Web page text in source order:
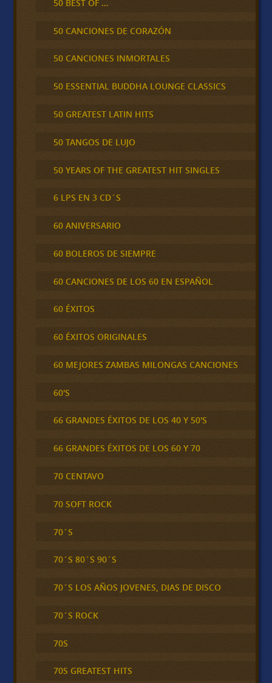
50 BEST OF …
50 CANCIONES DE CORAZÓN
50 CANCIONES INMORTALES
50 ESSENTIAL BUDDHA LOUNGE CLASSICS
50 GREATEST LATIN HITS
50 TANGOS DE LUJO
50 YEARS OF THE GREATEST HIT SINGLES
6 LPS EN 3 CD´S
60 ANIVERSARIO
60 BOLEROS DE SIEMPRE
60 CANCIONES DE LOS 60 EN ESPAÑOL
60 ÉXITOS
60 ÉXITOS ORIGINALES
60 MEJORES ZAMBAS MILONGAS CANCIONES
60'S
66 GRANDES ÉXITOS DE LOS 40 Y 50'S
66 GRANDES ÉXITOS DE LOS 60 Y 70
70 CENTAVO
70 SOFT ROCK
70´S
70´S 80´S 90´S
70´S LOS AÑOS JOVENES, DIAS DE DISCO
70´S ROCK
70S
70S GREATEST HITS